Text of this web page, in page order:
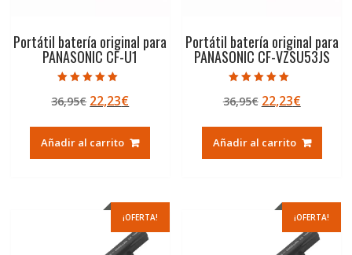
Portátil batería original para
PANASONIC CF-U1
5.00
de 5
36,95€ El
original
era:
22,23€El
actual
es:
Añadir al carrito
Portátil batería original para
PANASONIC CF-VZSU53JS
5.00
de 5
36,95€ El
original
era:
22,23€El
actual
es:
Añadir al carrito
¡OFERTA! ¡OFERTA!